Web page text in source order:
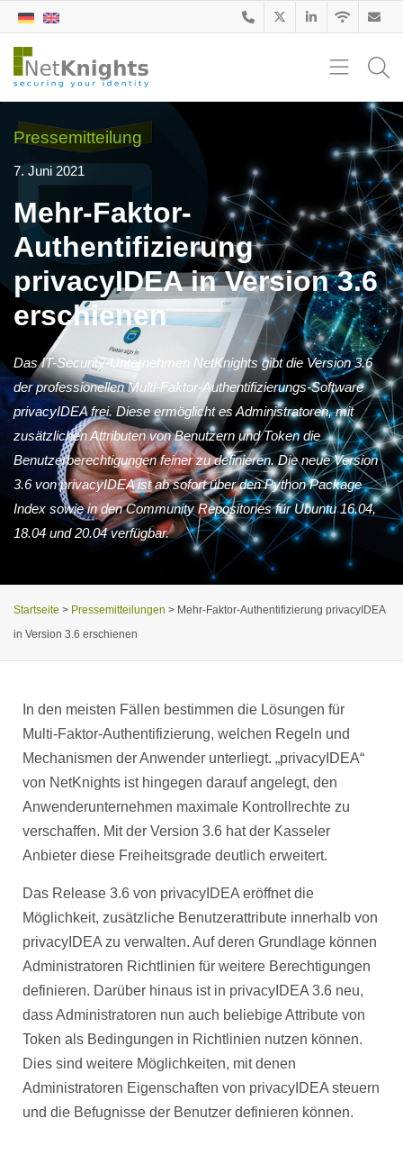
Pressemitteilung
7. Juni 2021
Mehr-Faktor-
Authentifizierung
privacyIDEA in Version 3.6
erschienen
Das IT-Security-Unternehmen NetKnights gibt die Version 3.6
der professionellen Multi-Faktor-Authentifizierungs-Software
privacyIDEA frei. Diese ermöglicht es Administratoren, mit
zusätzlichen Attributen von Benutzern und Token die
Benutzerberechtigungen feiner zu definieren. Die neue Version
3.6 von privacyIDEA ist ab sofort über den Python Package
Index sowie in den Community Repositories für Ubuntu 16.04,
18.04 und 20.04 verfügbar.
Startseite > Pressemitteilungen > Mehr-Faktor-Authentifizierung privacyIDEA
in Version 3.6 erschienen
In den meisten Fällen bestimmen die Lösungen für
Multi-Faktor-Authentifizierung, welchen Regeln und
Mechanismen der Anwender unterliegt. „privacyIDEA“
von NetKnights ist hingegen darauf angelegt, den
Anwenderunternehmen maximale Kontrollrechte zu
verschaffen. Mit der Version 3.6 hat der Kasseler
Anbieter diese Freiheitsgrade deutlich erweitert.
Das Release 3.6 von privacyIDEA eröffnet die
Möglichkeit, zusätzliche Benutzerattribute innerhalb von
privacyIDEA zu verwalten. Auf deren Grundlage können
Administratoren Richtlinien für weitere Berechtigungen
definieren. Darüber hinaus ist in privacyIDEA 3.6 neu,
dass Administratoren nun auch beliebige Attribute von
Token als Bedingungen in Richtlinien nutzen können.
Dies sind weitere Möglichkeiten, mit denen
Administratoren Eigenschaften von privacyIDEA steuern
und die Befugnisse der Benutzer definieren können.